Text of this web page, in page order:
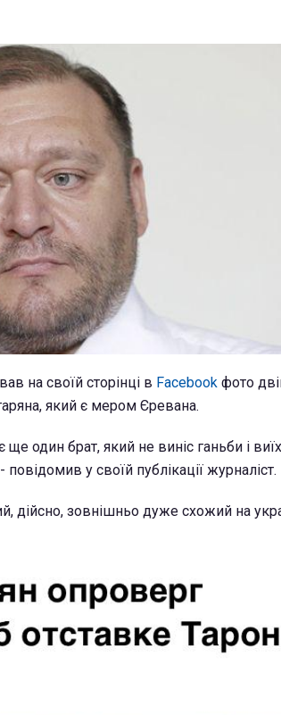
на своїй сторінці в Facebook фото
який є мером Єревана.
один брат, який не виніс ганьби і
у своїй публікації журналіст.
дійсно, зовнішньо дуже схожий на